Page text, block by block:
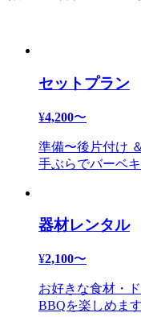
セットプラン
¥4,200〜
準備〜後片付け
手ぶらでバーベ
器材レンタル
¥2,100〜
お好きな食材・
BBQを楽しめます